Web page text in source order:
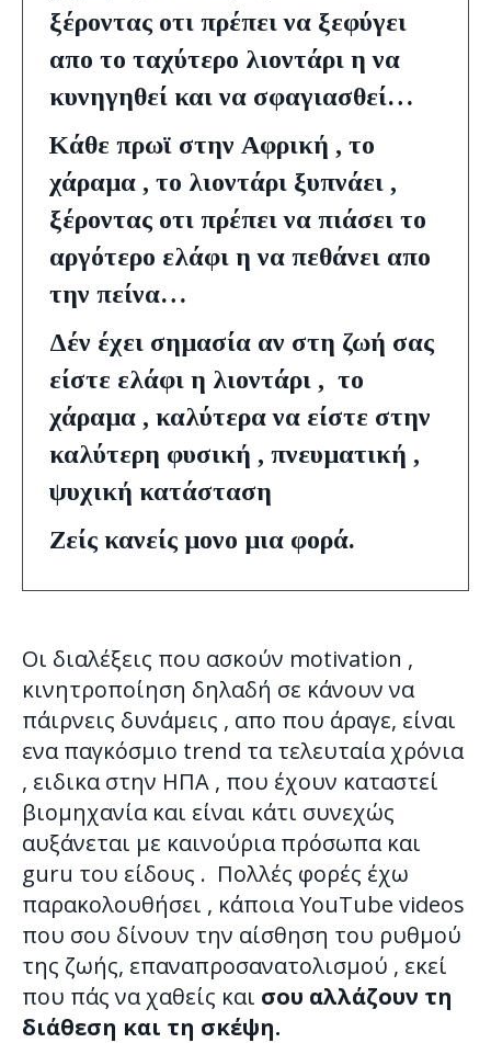
ξέροντας οτι πρέπει να ξεφύγει
απο το ταχύτερο λιοντάρι η να
κυνηγηθεί και να σφαγιασθεί…
Κάθε πρωϊ στην Αφρική , το
χάραμα , το λιοντάρι ξυπνάει ,
ξέροντας οτι πρέπει να πιάσει το
αργότερο ελάφι η να πεθάνει απο
την πείνα…
Δέν έχει σημασία αν στη ζωή σας
είστε ελάφι η λιοντάρι , το
χάραμα , καλύτερα να είστε στην
καλύτερη φυσική , πνευματική ,
ψυχική κατάσταση
Ζείς κανείς μονο μια φορά.
Οι διαλέξεις που ασκούν motivation ,
κινητροποίηση δηλαδή σε κάνουν να
πάιρνεις δυνάμεις , απο που άραγε, είναι
ενα παγκόσμιο trend τα τελευταία χρόνια
, ειδικα στην ΗΠΑ , που έχουν καταστεί
βιομηχανία και είναι κάτι συνεχώς
αυξάνεται με καινούρια πρόσωπα και
guru του είδους . Πολλές φορές έχω
παρακολουθήσει , κάποια ΥouΤube videos
που σου δίνουν την αίσθηση του ρυθμού
της ζωής, επαναπροσανατολισμού , εκεί
που πάς να χαθείς και σου αλλάζουν τη
διάθεση και τη σκέψη.